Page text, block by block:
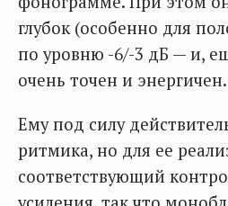
глубок (особенно для
по уровню -6/-3 дБ — и,
очень точен и энергичен.
Ему под силу
ритмика, но для ее
соответствующий